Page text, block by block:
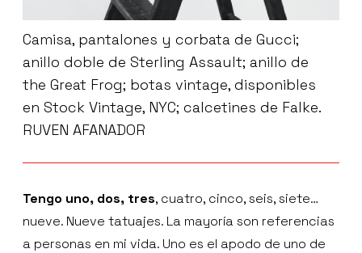
Camisa, pantalones y corbata de Gucci;
anillo doble de Sterling Assault; anillo de
the Great Frog; botas vintage, disponibles
en Stock Vintage, NYC; calcetines de Falke.
RUVEN AFANADOR
Tengo uno, dos, tres, cuatro, cinco, seis, siete…
nueve. Nueve tatuajes. La mayoría son referencias
a personas en mi vida. Uno es el apodo de uno de